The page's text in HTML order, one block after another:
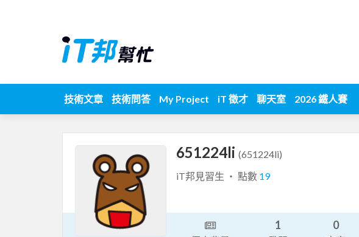
技術文章 技術問答 My Project iT 徵才 聊天室 2026 鐵人賽
651224li (651224li)
iT邦見習生 ‧ 點數 19
1 0